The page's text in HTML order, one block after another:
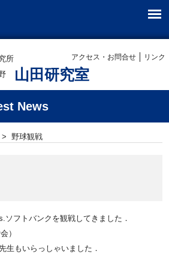
所
山田研究室
アクセス・お問合せ リンク
News
> 野球観戦
ソフトバンクを観戦してきました．
）
生もいらっしゃいました．